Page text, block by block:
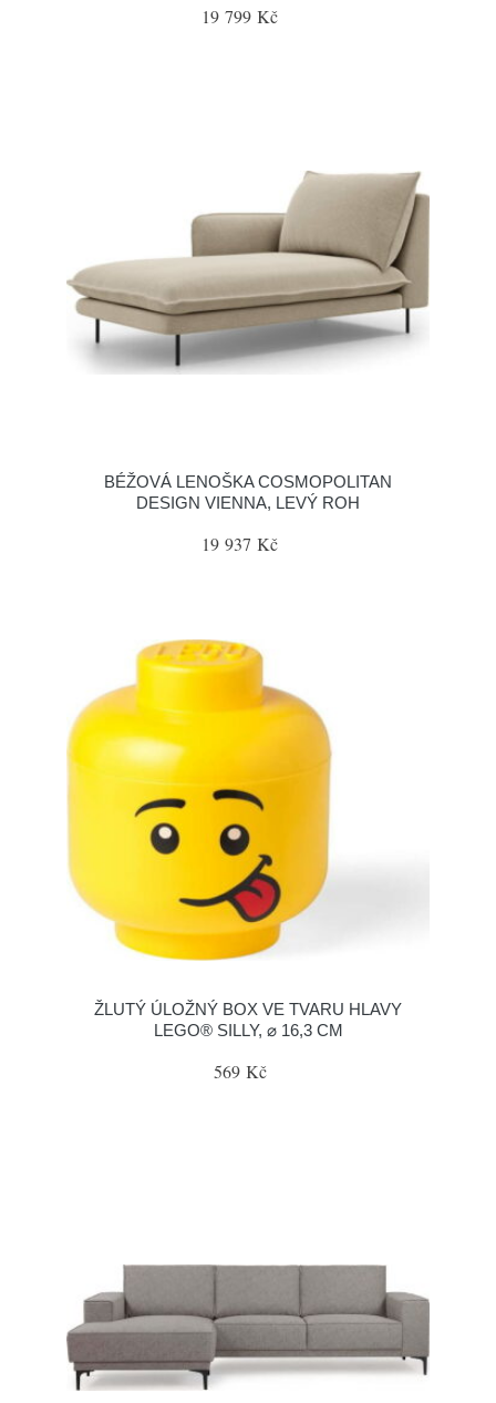
19 799 Kč
BÉŽOVÁ LENOŠKA COSMOPOLITAN
DESIGN VIENNA, LEVÝ ROH
19 937 Kč
ŽLUTÝ ÚLOŽNÝ BOX VE TVARU HLAVY
LEGO® SILLY, ⌀ 16,3 CM
569 Kč